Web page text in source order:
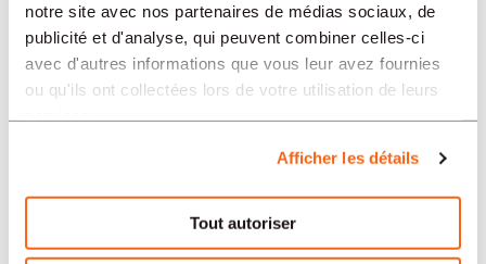
notre site avec nos partenaires de médias sociaux, de
publicité et d'analyse, qui peuvent combiner celles-ci
avec d'autres informations que vous leur avez fournies
ou qu'ils ont collectées lors de votre utilisation de leurs
Afficher les détails
Tout autoriser
Edilizia/Costruzioni/Lavori pubblici
offerte in altre regioni:
Offres d'emploi Edilizia/Costruzioni/Lavori
pubblici Mendrisio
Offres d'emploi Edilizia/Costruzioni/Lavori
Offres d'emploi Edilizia/Costruzioni/Lavori
pubblici Berna